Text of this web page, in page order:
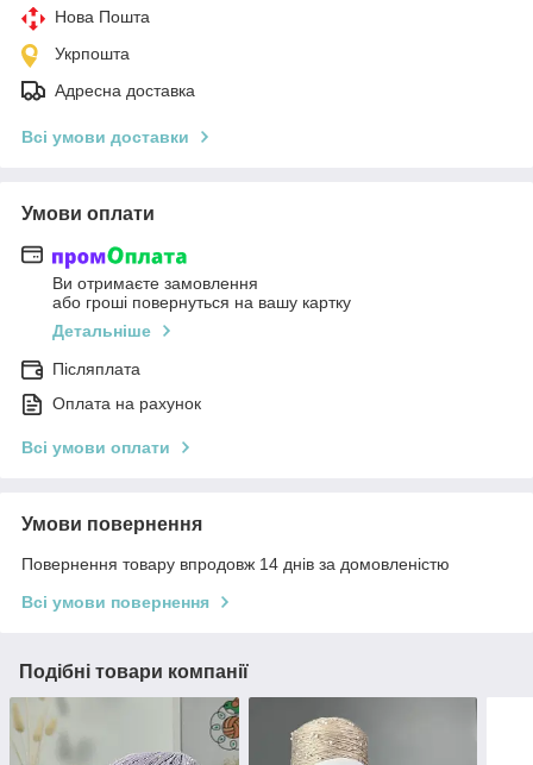
Нова Пошта
Укрпошта
Адресна доставка
Всі умови доставки
Умови оплати
Ви отримаєте замовлення
або гроші повернуться на вашу картку
Детальніше
Післяплата
Оплата на рахунок
Всі умови оплати
Умови повернення
Повернення товару впродовж 14 днів за домовленістю
Всі умови повернення
Подібні товари компанії